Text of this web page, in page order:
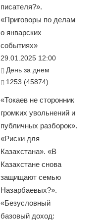
писателя?».
«Приговоры по делам
о январских
событиях»
29.01.2025 12:00
День за днем
1253 (45874)
«Токаев не сторонник
громких увольнений и
публичных разборок».
«Риски для
Казахстана». «В
Казахстане снова
защищают семью
Назарбаевых?».
«Безусловный
базовый доход: